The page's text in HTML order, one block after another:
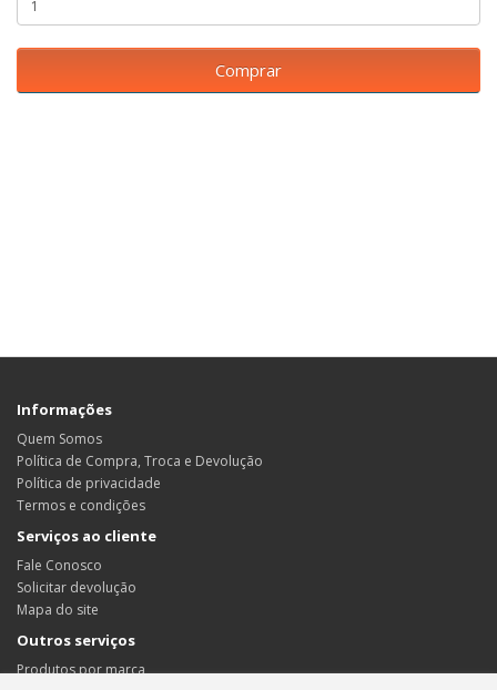
Comprar
Informações
Quem Somos
Política de Compra, Troca e Devolução
Política de privacidade
Termos e condições
Serviços ao cliente
Fale Conosco
Solicitar devolução
Mapa do site
Outros serviços
Produtos por marca